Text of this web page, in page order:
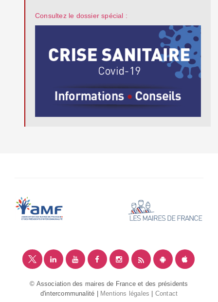
Consultez le dossier spécial :
© Association des maires de France et des présidents
d'intercommunalité | Mentions légales | Contact